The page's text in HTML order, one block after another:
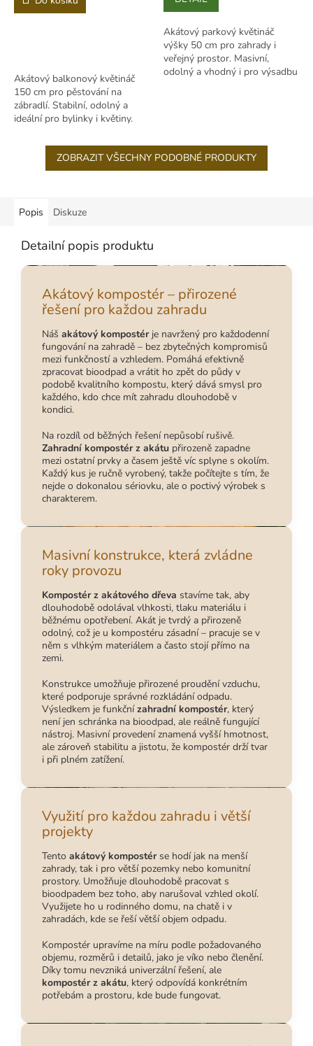
Akátový balkonový květináč
150 cm pro pěstování na
zábradlí. Stabilní, odolný a
ideální pro bylinky i květiny.
Akátový parkový květináč
výšky 50 cm pro zahrady i
veřejný prostor. Masivní,
odolný a vhodný i pro výsadbu
ZOBRAZIT VŠECHNY PODOBNÉ PRODUKTY
Popis Diskuze
Detailní popis produktu
Akátový kompostér – přirozené
řešení pro každou zahradu
Náš akátový kompostérje navržený pro každodenní
fungování na zahradě – bez zbytečných kompromisů
mezi funkčností a vzhledem. Pomáhá efektivně
zpracovat bioodpad a vrátit ho zpět do půdy v
podobě kvalitního kompostu, který dává smysl pro
každého, kdo chce mít zahradu dlouhodobě v
kondici.
Na rozdíl od běžných řešení nepůsobí rušivě.
Zahradní kompostér z akátu přirozeně zapadne
mezi ostatní prvky a časem ještě víc splyne s okolím.
Každý kus je ručně vyrobený, takže počítejte s tím, že
nejde o dokonalou sériovku, ale o poctivý výrobek s
charakterem.
Masivní konstrukce, která zvládne
roky provozu
Kompostér z akátového dřeva stavíme tak, aby
dlouhodobě odolával vlhkosti, tlaku materiálu i
běžnému opotřebení. Akát je tvrdý a přirozeně
odolný, což je u kompostéru zásadní – pracuje se v
něm s vlhkým materiálem a často stojí přímo na
zemi.
Konstrukce umožňuje přirozené proudění vzduchu,
které podporuje správné rozkládání odpadu.
Výsledkem je funkčnízahradní kompostér, který
není jen schránka na bioodpad, ale reálně fungující
nástroj. Masivní provedení znamená vyšší hmotnost,
ale zároveň stabilitu a jistotu, že kompostér drží tvar
i při plném zatížení.
Využití pro každou zahradu i větší
projekty
Tento akátový kompostérse hodí jak na menší
zahrady, tak i pro větší pozemky nebo komunitní
prostory. Umožňuje dlouhodobě pracovat s
bioodpadem bez toho, aby narušoval vzhled okolí.
Využijete ho u rodinného domu, na chatě i v
zahradách, kde se řeší větší objem odpadu.
Kompostér upravíme na míru podle požadovaného
objemu, rozměrů i detailů, jako je víko nebo členění.
Díky tomu nevzniká univerzální řešení, ale
kompostér z akátu, který odpovídá konkrétním
potřebám a prostoru, kde bude fungovat.